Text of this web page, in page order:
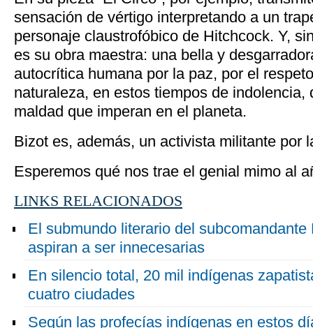
sensación de vértigo interpretando a un
personaje claustrofóbico de Hitchcock. Y,
es su obra maestra: una bella y
autocrítica humana por la paz, por el
naturaleza, en estos tiempos de indolencia,
maldad que imperan en el planeta.
Bizot es, además, un activista militante por
Esperemos qué nos trae el genial mimo al
LINKS RELACIONADOS
El submundo literario del subcomandante
aspiran a ser innecesarias
En silencio total, 20 mil indígenas
cuatro ciudades
Según las profecías indígenas en estos